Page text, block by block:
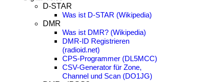
D-STAR
Was ist D-STAR (Wikipedia)
DMR
Was ist DMR? (Wikipedia)
DMR-ID Registrieren
(radioid.net)
CPS-Programmer (DL5MCC)
CSV-Generator für Zone,
Channel und Scan (DO1JG)